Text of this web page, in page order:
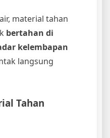
material tahan
bertahan di
kelembapan
langsung
Tahan